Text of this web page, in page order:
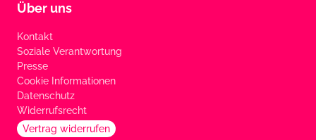
Über uns
Kontakt
Soziale Verantwortung
Presse
Cookie Informationen
Datenschutz
Widerrufsrecht
Vertrag widerrufen